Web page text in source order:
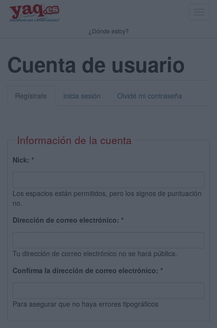
¿Dónde estoy?
Cuenta de usuario
Regístrate inicia sesión Olvidé mi contraseña
Información de la cuenta
Nick: *
Los espacios están permitidos, pero los signos de puntuación
no.
Dirección de correo electrónico: *
Tu dirección de correo electrónico no se hará pública.
Confirma la dirección de correo electrónico: *
Para asegurar que no haya errores tipográficos